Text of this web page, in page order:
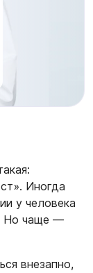
Иногда
у человека
Но чаще —
внезапно,